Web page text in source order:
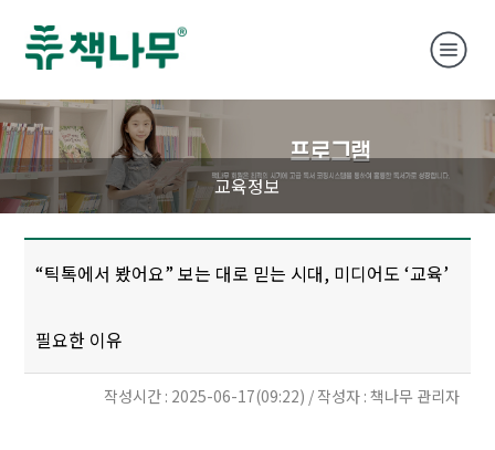
교육정보
“틱톡에서 봤어요” 보는 대로 믿는 시대, 미디어도 ‘교육’
필요한 이유
작성시간 : 2025-06-17(09:22) / 작성자 : 책나무 관리자